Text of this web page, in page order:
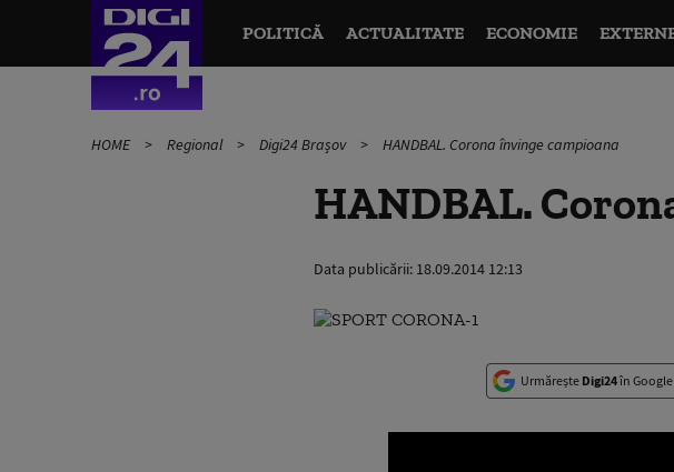
POLITICĂ ACTUALITATE ECONOMIE
HOME Regional Digi24 Brașov HANDBAL. Corona învinge campioana
HANDBAL.
Data publicării: 18.09.2014 12:13
Urmărește Digi24în